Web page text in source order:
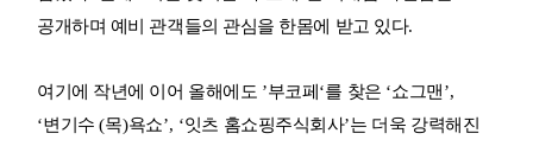
공개하며 예비 관객들의 관심을 한몸에 받고 있다.
여기에 작년에 이어 올해에도 ’부코페 ‘를 찾은 ‘쇼그맨 ’,
‘변기수(목)욕쇼’, ‘잇츠 홈쇼핑주식회사’는 더욱 강력해진